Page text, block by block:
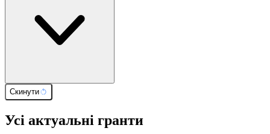
Скинути
Усі актуальні гранти